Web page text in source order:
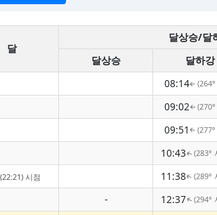
달
달상승/달
달상승
달하강
08:14↑
09:02↑
09:51 ↑
10:43↑(283°
시점 11:38↑(289°
- 12:37↑(294°